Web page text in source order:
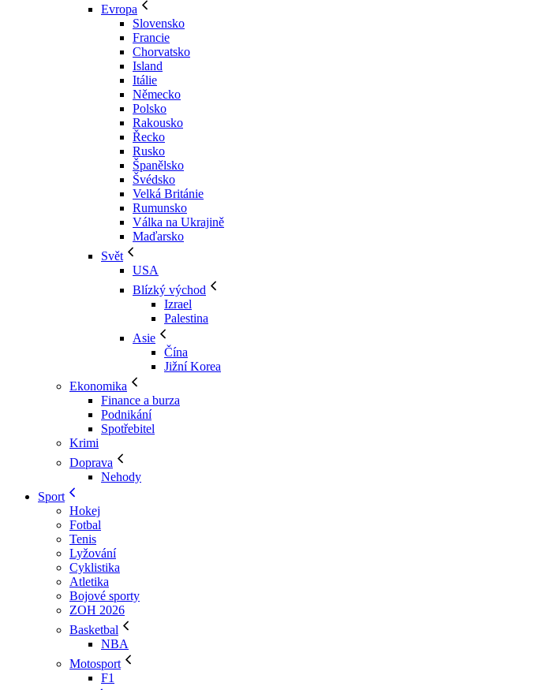
Evropa
Slovensko
Francie
Chorvatsko
Island
Itálie
Německo
Polsko
Rakousko
Řecko
Rusko
Španělsko
Švédsko
Velká Británie
Rumunsko
Válka na Ukrajině
Maďarsko
Svět
USA
Blízký východ
Izrael
Palestina
Asie
Čína
Jižní Korea
Ekonomika
Finance a burza
Podnikání
Spotřebitel
Krimi
Doprava
Nehody
Sport
Hokej
Fotbal
Tenis
Lyžování
Cyklistika
Atletika
Bojové sporty
ZOH 2026
Basketbal
NBA
Motosport
F1